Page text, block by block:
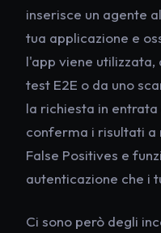
inserisce un agente
tua applicazione e
l'app viene utilizzata,
test E2E o da uno
la richiesta in entrata
conferma i risultati a
False Positives e
autenticazione che i
Ci sono però degli